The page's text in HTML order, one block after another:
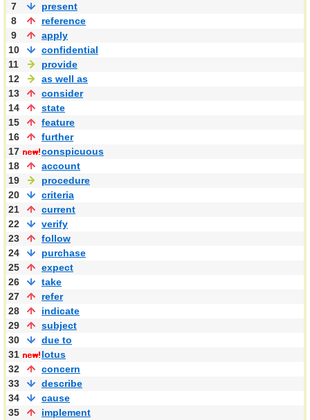
7
present
8
reference
9
apply
10
confidential
11
provide
12
as well as
13
consider
14
state
15
feature
16
further
17
conspicuous
18
account
19
procedure
20
criteria
21
current
22
verify
23
follow
24
purchase
25
expect
26
take
27
refer
28
indicate
29
subject
30
due to
31
lotus
32
concern
33
describe
34
cause
35
implement